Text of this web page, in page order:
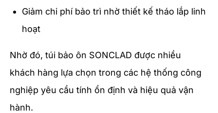
Giảm chi phí bảo trì nhờ thiết kế tháo lắp linh
hoạt
Nhờ đó, túi bảo ôn SONCLAD được nhiều
khách hàng lựa chọn trong các hệ thống công
nghiệp yêu cầu tính ổn định và hiệu quả vận
hành.